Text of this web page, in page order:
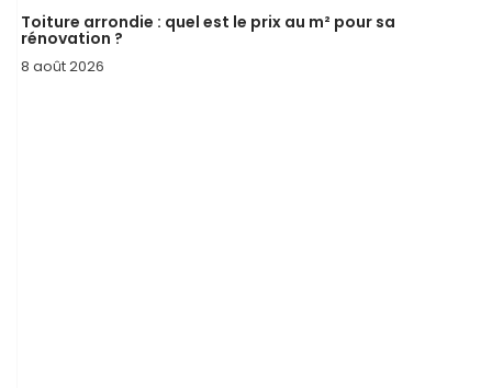
Toiture arrondie : quel est le prix au m² pour sa
rénovation ?
8 août 2026